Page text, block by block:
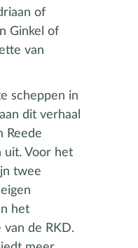
of
Ginkel of
van
scheppen in
dit verhaal
Reede
Voor het
twee
het
van de RKD.